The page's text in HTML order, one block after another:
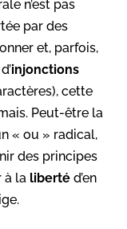
n’est pas
par des
et, parfois,
injonctions
cette
Peut-être la
« ou » radical,
des principes
à la liberté d’en